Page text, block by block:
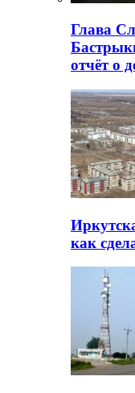
Глава
отчёт о
как